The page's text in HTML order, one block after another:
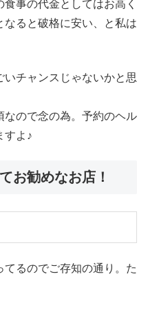
事の代金としてはお高く
ると破格に安い、と私は
チャンスじゃないかと思
なので念の為。予約のヘル
すよ♪
お勧めなお店！
るのでご存知の通り。た